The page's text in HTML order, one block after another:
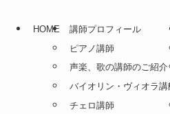
HOME
講師プロフィール
ピアノ講師
声楽、歌の講師のご紹介
バイオリン・ヴィオラ講
チェロ講師